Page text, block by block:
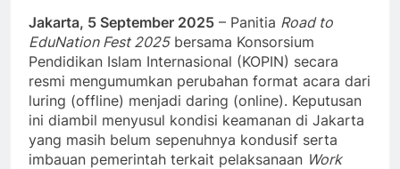
Jakarta, 5 September 2025 – Panitia Road to
EduNation Fest 2025bersama Konsorsium
Pendidikan Islam Internasional (KOPIN) secara
resmi mengumumkan perubahan format acara dari
luring (offline) menjadi daring (online). Keputusan
ini diambil menyusul kondisi keamanan di Jakarta
yang masih belum sepenuhnya kondusif serta
imbauan pemerintah terkait pelaksanaan Work